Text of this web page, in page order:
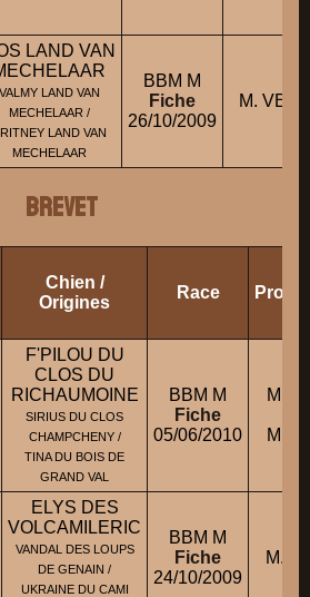
LAND VAN
VALMY LAND VAN
MECHELAAR /
LAND VAN
MECHELAAR
BBM M
Fiche
26/10/2009
M.
BREVET
Chien /
Origines
Race
F'PILOU DU
CLOS DU
RICHAUMOINE
SIRIUS DU CLOS
CHAMPCHENY /
TINA DU BOIS DE
GRAND VAL
BBM M
Fiche
05/06/2010
M.
M.
ELYS DES
VOLCAMILERIC
VANDAL DES LOUPS
DE GENAIN /
UKRAINE DU CAMI
BBM M
Fiche
24/10/2009
M.